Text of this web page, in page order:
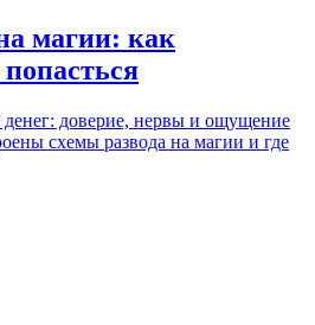
магии: как
доверие, нервы и ощущение
схемы развода на магии и где